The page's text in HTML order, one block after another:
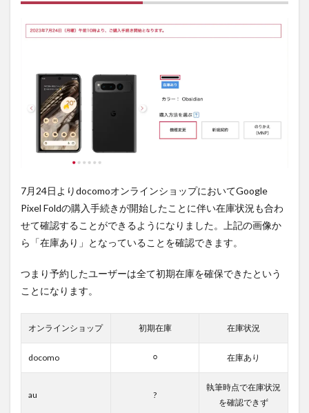
購入
は待
手数
料不
要の
オン
ライ
ンシ
ョッ
す
め！
7月24日よりdocomoオンラインショップにおいてGoogle
Pixel Foldの購入手続きが開始したことに伴い在庫状況も合わ
せて確認することができるようになりました。上記の画像か
ら「在庫あり」となっていることを確認できます。
つまり予約したユーザーは全て初期在庫を確保できたという
ことになります。
オンラインショップ 初期在庫 在庫状況
docomo ⚪︎ 在庫あり
au ?
執筆時点で在庫状況
を確認できず